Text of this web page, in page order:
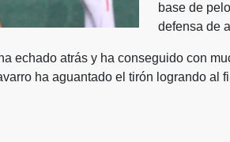
base de
defensa de
echado atrás y ha conseguido con
ha aguantado el tirón logrando al